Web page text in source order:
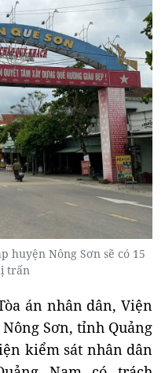
huyện Nông Sơn sẽ có 15
trấn
án nhân dân, Viện
Sơn, tỉnh Quảng
kiểm sát nhân dân